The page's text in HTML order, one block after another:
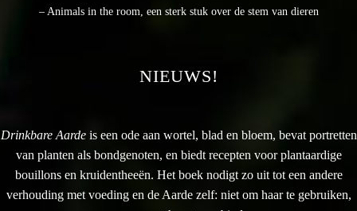
– Animals in the room, een sterk stuk over de stem van dieren
NIEUWS!
Drinkbare Aarde is een ode aan wortel, blad en bloem, bevat portretten
van planten als bondgenoten, en biedt recepten voor plantaardige
bouillons en kruidentheeën. Het boek nodigt zo uit tot een andere
verhouding met voeding en de Aarde zelf: niet om haar te gebruiken,